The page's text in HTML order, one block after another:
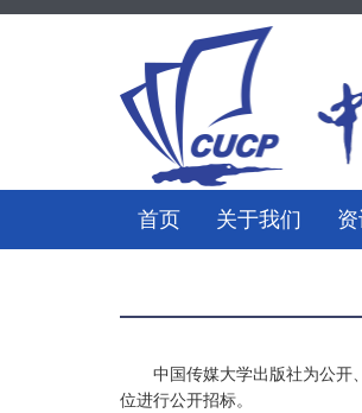
首页 关于我们
中国传媒大学出版社为公开
位进行公开招标。